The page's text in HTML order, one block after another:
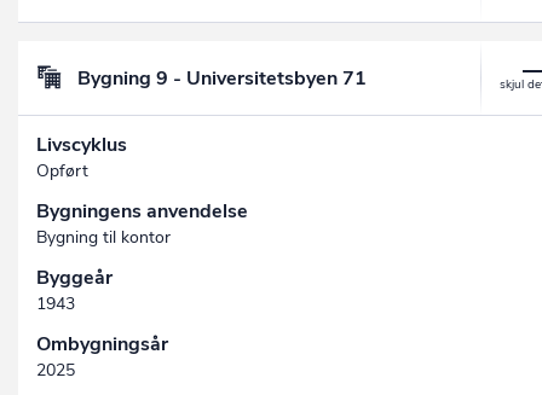
Bygning 9 - Universitetsbyen 71
Livscyklus
Opført
Bygningens anvendelse
Bygning til kontor
Byggeår
1943
Ombygningsår
2025